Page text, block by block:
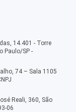
14.401 - Torre
Paulo/SP -
74 – Sala 1105
Reali, 360, São
06